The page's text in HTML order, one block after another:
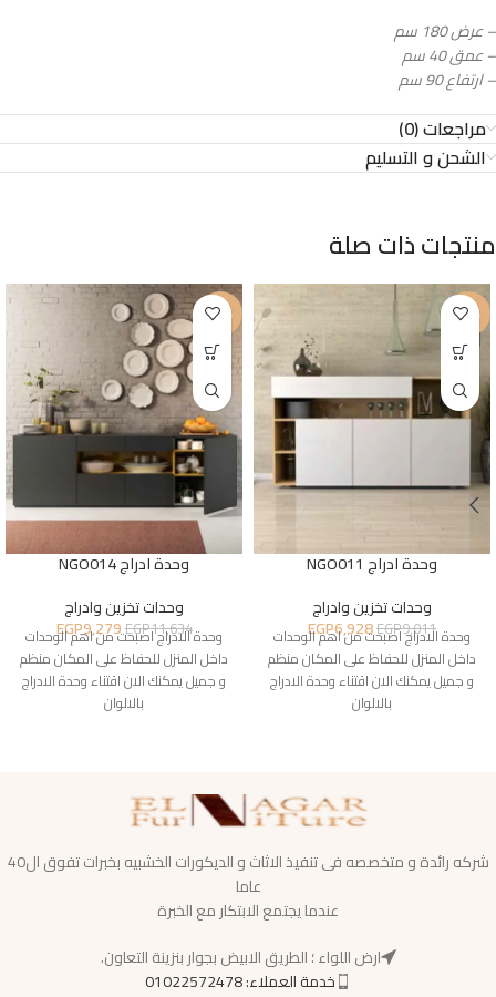
– عرض 180 سم
– عمق 40 سم
– ارتفاع 90 سم
مراجعات (0)
الشحن و التسليم
منتجات ذات صلة
-23%
وحدة ادراج NGO011
وحدات تخزين وادراج
EGP9,011
EGP6,928
وحدة الادراج اصبحت من اهم الوحدات
داخل المنزل للحفاظ على المكان منظم
و جميل يمكنك الان اقتناء وحدة الادراج
بالالوان
-20%
وحدة ادراج NGO014
وحدات تخزين وادراج
EGP11,634
EGP9,279
وحدة الادراج اصبحت من اهم الوحدات
داخل المنزل للحفاظ على المكان منظم
و جميل يمكنك الان اقتناء وحدة الادراج
بالالوان
شركه رائدة و متخصصه فى تنفيذ الاثاث و الديكورات الخشبيه بخبرات تفوق ال40
عاما
عندما يجتمع الابتكار مع الخبرة
ارض اللواء ؛ الطريق الابيض بجوار بنزينة التعاون.
خدمة العملاء: 01022572478